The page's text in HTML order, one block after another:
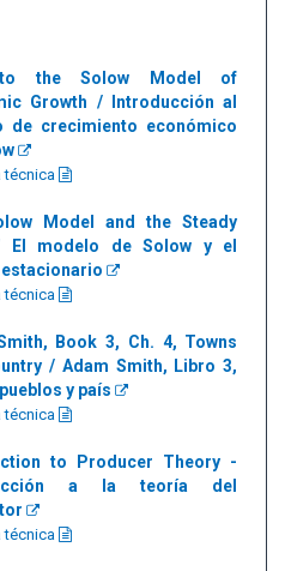
the Solow Model of
Growth / Introducción al
de crecimiento económico
técnica
Model and the Steady
El modelo de Solow y el
técnica
Book 3, Ch. 4, Towns
/ Adam Smith, Libro 3,
y país
técnica
to Producer Theory -
a la teoría del
técnica